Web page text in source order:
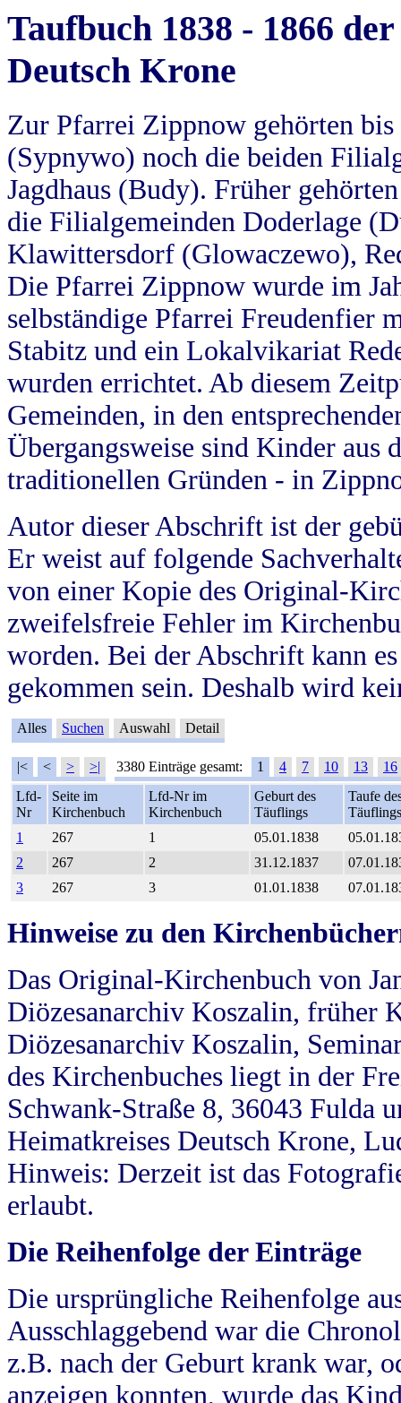
Taufbuch 1838 - 1866
Deutsch Krone
Zur Pfarrei Zippnow gehörten
(Sypnywo) noch die beiden
Jagdhaus (Budy). Früher
die Filialgemeinden Doderlage
Klawittersdorf (Glowaczewo),
Die Pfarrei Zippnow wurde im
selbständige Pfarrei Freudenfier
Stabitz und ein Lokalvikariat
wurden errichtet. Ab diesem
Gemeinden, in den
Übergangsweise sind Kinder aus
traditionellen Gründen - in
Autor dieser Abschrift ist der
Er weist auf folgende
von einer Kopie des Original-
zweifelsfreie Fehler im
worden. Bei der Abschrift kann
gekommen sein. Deshalb wird
Alles Suchen Auswahl Detail
|< < > >| 3380 Einträge gesamt: 1 4 7 10 13
16
Lfd-
Nr
Seite im
Kirchenbuch
Lfd-Nr im
Kirchenbuch
Geburt des
Täuflings
Taufe
Täuflings
1
267 1 05.01.1838
2
267 2 31.12.1837
3
267 3 01.01.1838
Hinweise zu den
Das Original-Kirchenbuch von
Diözesanarchiv Koszalin, früher
Diözesanarchiv Koszalin,
des Kirchenbuches liegt in der
Schwank-Straße 8, 36043 Fulda
Heimatkreises Deutsch Krone,
Hinweis: Derzeit ist das
erlaubt.
Die Reihenfolge der Einträge
Die ursprüngliche Reihenfolge
Ausschlaggebend war die
z.B. nach der Geburt krank war,
anzeigen konnten, wurde das